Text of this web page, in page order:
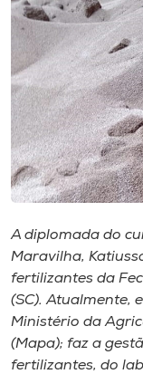
Biblioteca
Editora
Rádio
Museu
Unoesc
Store
Selecione
o idioma
A diplomada do
Maravilha,
fertilizantes da
(SC). Atualmente,
Ministério da
(Mapa); faz a
fertilizantes, do